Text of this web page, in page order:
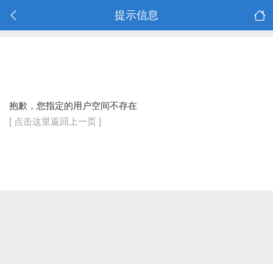
提示信息
抱歉，您指定的用户空间不存在
[ 点击这里返回上一页 ]